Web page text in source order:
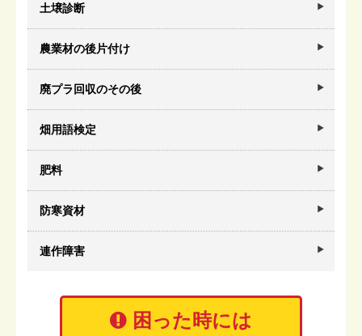
土壌診断
農業材の後片付け
廃プラ回収のその後
畑用語検定
肥料
防寒資材
連作障害
困った時には